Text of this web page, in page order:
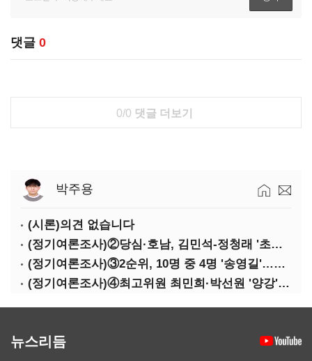
댓글 0
0/0 댓글 더보기
박주용
(시론)의견 없습니다
(정기여론조사)②당심·호남, 김민석-정청래 '초접전'
(정기여론조사)③2순위, 10명 중 4명 '송영길'…정청래 '한 자릿수'
(정기여론조사)④최고위원 최민희·박선원 '양강'…서미화·이성윤·임미애 뒤이어
뉴스리듬